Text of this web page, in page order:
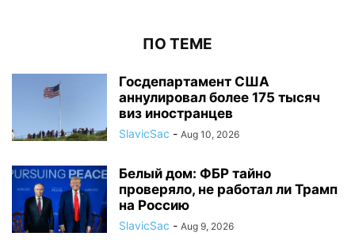
ПО ТЕМЕ
Госдепартамент США
аннулировал более 175 тысяч
виз иностранцев
SlavicSac - Aug 10, 2026
Белый дом: ФБР тайно
проверяло, не работал ли Трамп
на Россию
SlavicSac - Aug 9, 2026